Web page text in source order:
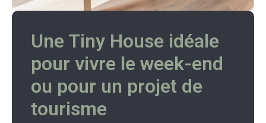
Une Tiny House idéale
pour vivre le week-end
ou pour un projet de
tourisme